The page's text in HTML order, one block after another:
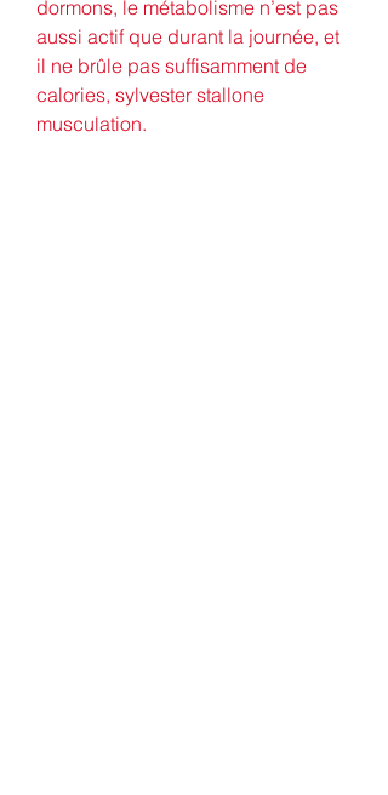
dormons, le métabolisme n’est pas
aussi actif que durant la journée, et
il ne brûle pas suffisamment de
calories, sylvester stallone
musculation.